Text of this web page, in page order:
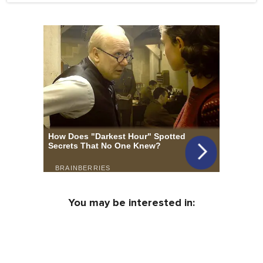
You may be interested in: